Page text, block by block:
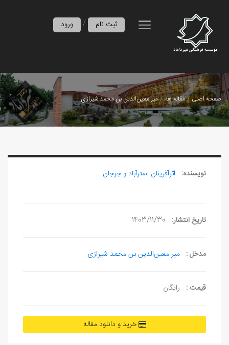
ورود / ثبت نام
صفحه اصلی مقاله ها میر معین‌الدین بن محمد شیرازی
نویسنده: اثرآفرينان استرآباد و جرجان
تاریخ انتشار: 1403/11/30
مدخل : مير معين‌الدين بن محمد شيرازی
قیمت : رایگان
خرید و دانلود مقاله